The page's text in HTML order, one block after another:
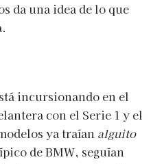
da una idea de lo que
incursionando en el
con el Serie 1 y el
ya traían alguito
de BMW, seguían